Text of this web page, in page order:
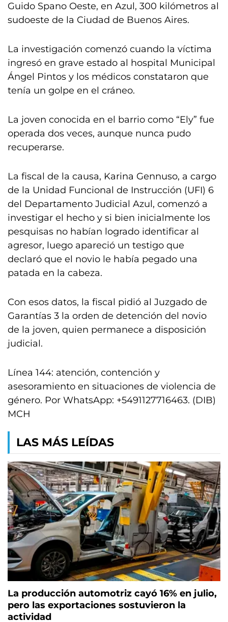
Guido Spano Oeste, en Azul, 300 kilómetros al
sudoeste de la Ciudad de Buenos Aires.
La investigación comenzó cuando la víctima
ingresó en grave estado al hospital Municipal
Ángel Pintos y los médicos constataron que
tenía un golpe en el cráneo.
La joven conocida en el barrio como “Ely” fue
operada dos veces, aunque nunca pudo
recuperarse.
La fiscal de la causa, Karina Gennuso, a cargo
de la Unidad Funcional de Instrucción (UFI) 6
del Departamento Judicial Azul, comenzó a
investigar el hecho y si bien inicialmente los
pesquisas no habían logrado identificar al
agresor, luego apareció un testigo que
declaró que el novio le había pegado una
patada en la cabeza.
Con esos datos, la fiscal pidió al Juzgado de
Garantías 3 la orden de detención del novio
de la joven, quien permanece a disposición
judicial.
Línea 144: atención, contención y
asesoramiento en situaciones de violencia de
género. Por WhatsApp: +5491127716463. (DIB)
MCH
LAS MÁS LEÍDAS
La producción automotriz cayó 16% en julio,
pero las exportaciones sostuvieron la
actividad